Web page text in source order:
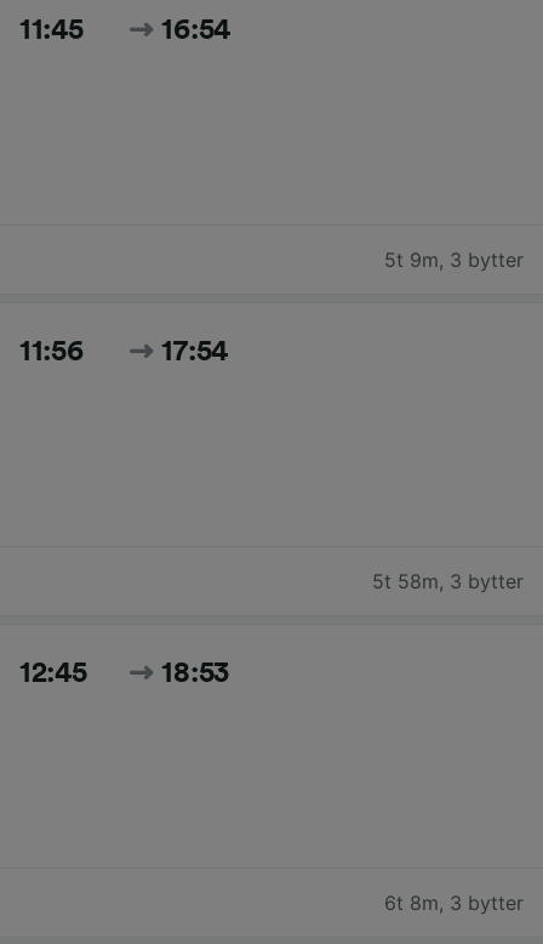
11:45 16:54
5t 9m, 3 bytter
11:56 17:54
5t 58m, 3 bytter
12:45 18:53
6t 8m, 3 bytter